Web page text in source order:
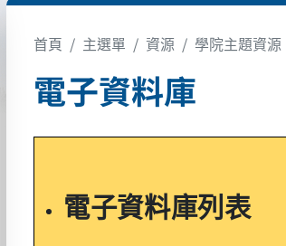
首頁 主選單 資源 學院主題資源
電子資料庫
電子資料庫列表